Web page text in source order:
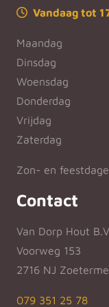
Vandaag tot
Maandag
Dinsdag
Woensdag
Donderdag
Vrijdag
Zaterdag
Zon- en
Contact
Van Dorp Hout
Voorweg 153
2716 NJ
079 351 25 78